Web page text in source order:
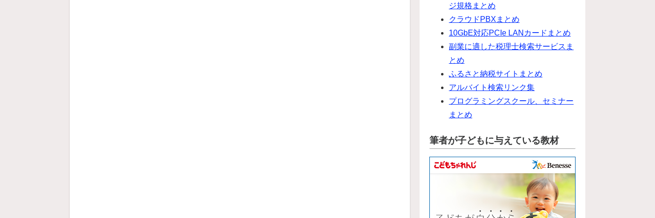
ジ規格まとめ
クラウドPBXまとめ
10GbE対応PCIe LANカードまとめ
副業に適した税理士検索サービスま
とめ
ふるさと納税サイトまとめ
アルバイト検索リンク集
プログラミングスクール、セミナー
まとめ
筆者が子どもに与えている教材